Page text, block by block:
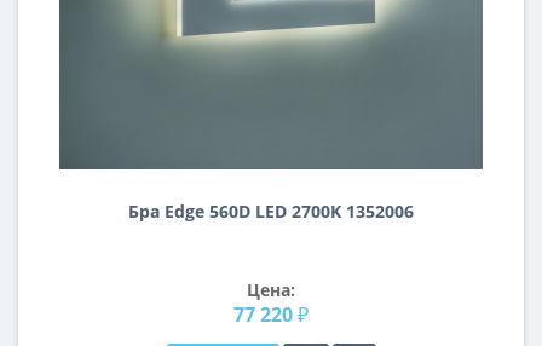
Бра Edge 560D LED 2700K 1352006
Цена:
77 220 ₽